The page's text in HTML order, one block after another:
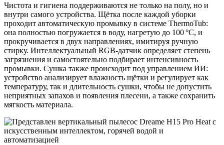
Чистота и гигиена поддерживаются не только на полу, но и
внутри самого устройства. Щётка после каждой уборки
проходит автоматическую промывку в системе ThermoTub:
она полностью погружается в воду, нагретую до 100 °C, и
прокручивается в двух направлениях, имитируя ручную
стирку. Интеллектуальный RGB-датчик определяет степень
загрязнения и самостоятельно подбирает интенсивность
промывки. Сушка также происходит под управлением ИИ:
устройство анализирует влажность щётки и регулирует как
температуру, так и длительность сушки, чтобы не допустить
неприятных запахов и появления плесени, а также сохранить
мягкость материала.